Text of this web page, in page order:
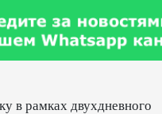
в рамках двухдневного